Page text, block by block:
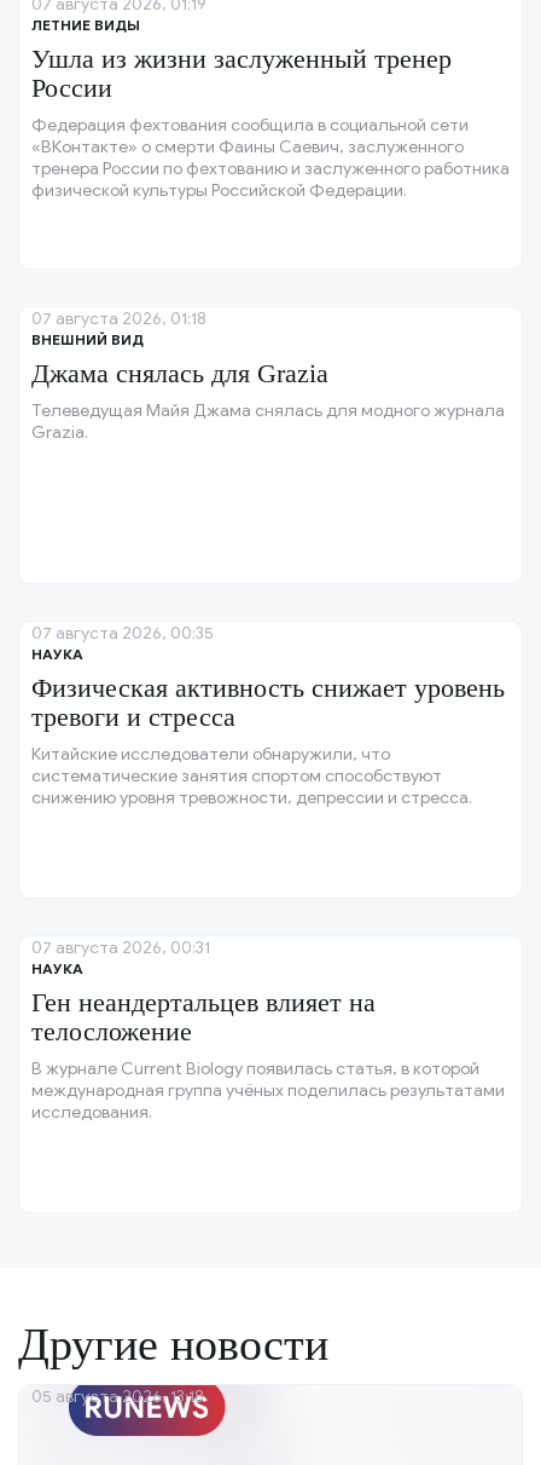
ЛЕТНИЕ ВИДЫ
Ушла из жизни заслуженный тренер
России
Федерация фехтования сообщила в социальной сети
«ВКонтакте» о смерти Фаины Саевич, заслуженного
тренера России по фехтованию и заслуженного работника
физической культуры Российской Федерации.
07 августа 2026, 01:19
ВНЕШНИЙ ВИД
Джама снялась для Grazia
Телеведущая Майя Джама снялась для модного журнала
Grazia.
07 августа 2026, 01:18
НАУКА
Физическая активность снижает уровень
тревоги и стресса
Китайские исследователи обнаружили, что
систематические занятия спортом способствуют
снижению уровня тревожности, депрессии и стресса.
07 августа 2026, 00:35
НАУКА
Ген неандертальцев влияет на
телосложение
В журнале Current Biology появилась статья, в которой
международная группа учёных поделилась результатами
исследования.
07 августа 2026, 00:31
Другие новости
05 августа 2026, 13:18